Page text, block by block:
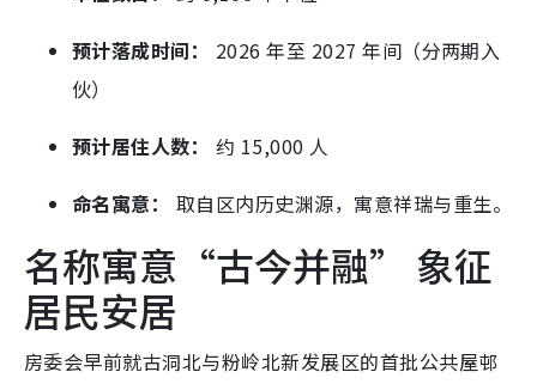
预计落成时间：
2026 年至 2027 年间（分两期入
伙）
预计居住人数：
约 15,000 人
命名寓意：
取自区内历史渊源，寓意祥瑞与重生。
名称寓意“古今并融” 象征
居民安居
房委会早前就古洞北与粉岭北新发展区的首批公共屋邨